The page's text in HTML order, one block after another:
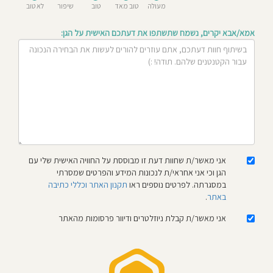
מעולה טוב מאד טוב
שיפור
לא טוב
אמא/אבא יקרים, נשמח שתשתפו את דעתכם האישית על הגן:
אני מאשר/ת שחוות דעת זו מבוססת על החוויה האישית שלי עם
הגן וכי אני אחראי/ת לנכונות המידע והפרטים שמסרתי
במסגרתה. לפרטים נוספים ראו תקנון האתר וכללי כתיבה
באתר.
אני מאשר/ת קבלת ניוזלטרים ודיוור פרסומות מהאתר